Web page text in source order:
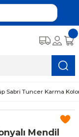
Sabri Tuncer Karma
Mendil